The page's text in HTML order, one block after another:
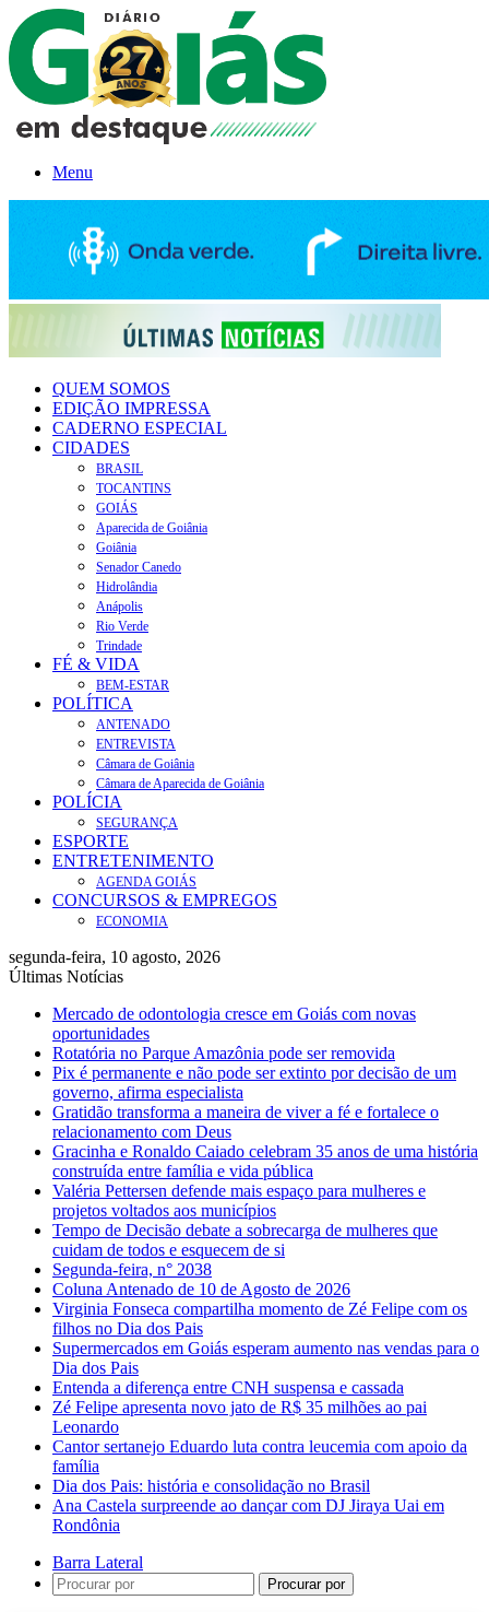
Menu
QUEM SOMOS
EDIÇÃO IMPRESSA
CADERNO ESPECIAL
CIDADES
BRASIL
TOCANTINS
GOIÁS
Aparecida de Goiânia
Goiânia
Senador Canedo
Hidrolândia
Anápolis
Rio Verde
Trindade
FÉ & VIDA
BEM-ESTAR
POLÍTICA
ANTENADO
ENTREVISTA
Câmara de Goiânia
Câmara de Aparecida de Goiânia
POLÍCIA
SEGURANÇA
ESPORTE
ENTRETENIMENTO
AGENDA GOIÁS
CONCURSOS & EMPREGOS
ECONOMIA
segunda-feira, 10 agosto, 2026
Últimas Notícias
Mercado de odontologia cresce em Goiás com novas
oportunidades
Rotatória no Parque Amazônia pode ser removida
Pix é permanente e não pode ser extinto por decisão de um
governo, afirma especialista
Gratidão transforma a maneira de viver a fé e fortalece o
relacionamento com Deus
Gracinha e Ronaldo Caiado celebram 35 anos de uma história
construída entre família e vida pública
Valéria Pettersen defende mais espaço para mulheres e
projetos voltados aos municípios
Tempo de Decisão debate a sobrecarga de mulheres que
cuidam de todos e esquecem de si
Segunda-feira, n° 2038
Coluna Antenado de 10 de Agosto de 2026
Virginia Fonseca compartilha momento de Zé Felipe com os
filhos no Dia dos Pais
Supermercados em Goiás esperam aumento nas vendas para o
Dia dos Pais
Entenda a diferença entre CNH suspensa e cassada
Zé Felipe apresenta novo jato de R$ 35 milhões ao pai
Leonardo
Cantor sertanejo Eduardo luta contra leucemia com apoio da
família
Dia dos Pais: história e consolidação no Brasil
Ana Castela surpreende ao dançar com DJ Jiraya Uai em
Rondônia
Barra Lateral
Procurar por